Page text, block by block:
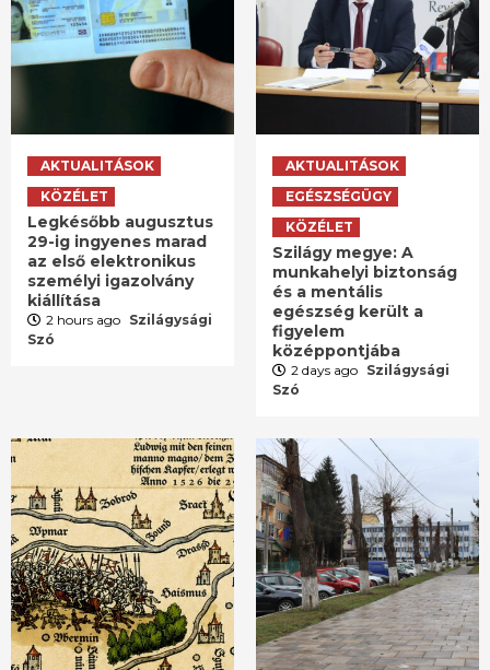
AKTUALITÁSOK
KÖZÉLET
Legkésőbb augusztus
29-ig ingyenes marad
az első elektronikus
személyi igazolvány
kiállítása
2 hours ago Szilágysági
Szó
AKTUALITÁSOK
EGÉSZSÉGÜGY
KÖZÉLET
Szilágy megye: A
munkahelyi biztonság
és a mentális
egészség került a
figyelem
középpontjába
2 days ago Szilágysági
Szó